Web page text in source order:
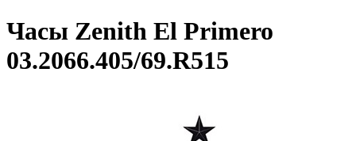
Часы Zenith El Primero
03.2066.405/69.R515